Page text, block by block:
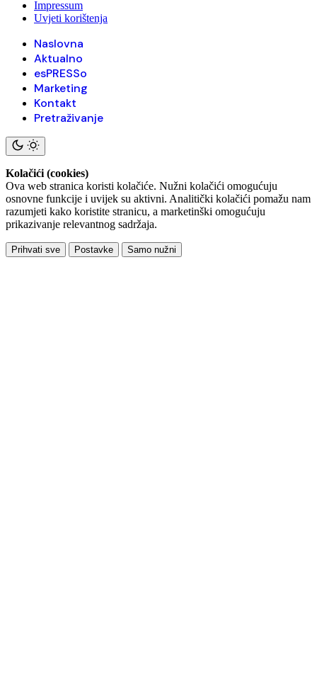
Impressum
Uvjeti korištenja
Naslovna
Aktualno
esPRESSo
Marketing
Kontakt
Pretraživanje
Kolačići (cookies)
Ova web stranica koristi kolačiće. Nužni kolačići omogućuju
osnovne funkcije i uvijek su aktivni. Analitički kolačići pomažu nam
razumjeti kako koristite stranicu, a marketinški omogućuju
prikazivanje relevantnog sadržaja.
Prihvati sve Postavke Samo nužni